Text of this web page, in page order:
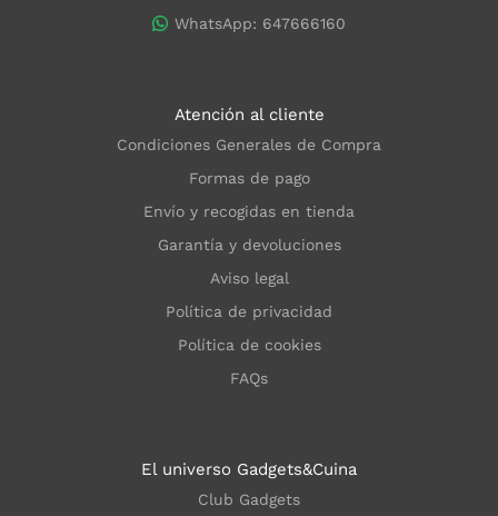
WhatsApp: 647666160
Atención al cliente
Condiciones Generales de Compra
Formas de pago
Envío y recogidas en tienda
Garantía y devoluciones
Aviso legal
Política de privacidad
Política de cookies
FAQs
El universo Gadgets&Cuina
Club Gadgets